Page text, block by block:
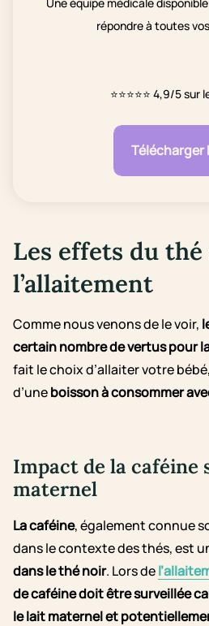
Une équipe médicale
répondre à toutes
⭐⭐⭐⭐⭐ 4,9/5 sur
Télécharger
Les effets du
l’allaitement
Comme nous venons de le voir,
certain nombre de vertus pour
fait le choix d’allaiter votre
d’uneboisson à consommer
Impact de la caféine
maternel
La caféine, également connue
dans le contexte des thés, est
dans le thé noir. Lors de
de caféine doit être surveillée
le lait maternel et